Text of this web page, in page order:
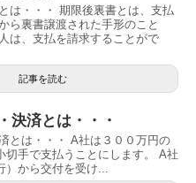
は・・・ 期限後裏書とは、支払
ら裏書譲渡された手形のこと
は、支払を請求することがで
記事を読む
決済とは・・・
とは・・・ A社は３００万円の
切手で支払うことにします。 A社
）から交付を受け...